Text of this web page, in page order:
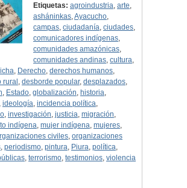
Etiquetas: agroindustria,arte,
asháninkas,Ayacucho,
campas,ciudadanía,ciudades,
comunicadores indígenas,
comunidades amazónicas,
comunidades andinas,cultura,
, Derecho, derechos humanos,
rural , desborde popular, desplazados,
, Estado, globalización, historia,
, ideología, incidencia política,
, investigación, justicia, migración,
indígena, mujer indígena, mujeres,
civiles, organizaciones
, periodismo, pintura, Piura, política,
, terrorismo, testimonios, violencia